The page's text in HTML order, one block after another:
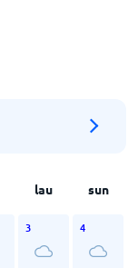
lau sun
3 4